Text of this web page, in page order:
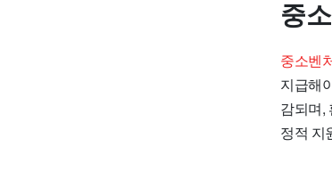
중
중소벤
지급해
감되며,
정적 지